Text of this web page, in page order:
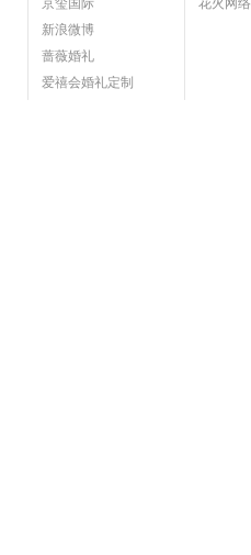
京玺国际
新浪微博
蔷薇婚礼
爱禧会婚礼定制
花火网络